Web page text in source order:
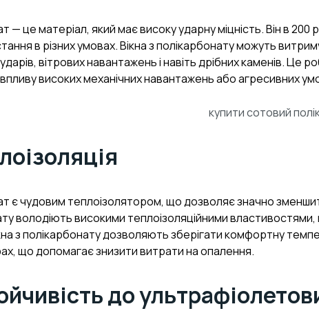
— це матеріал, який має високу ударну міцність. Він в
в різних умовах. Вікна з полікарбонату можуть
вітрових навантажень і навіть дрібних каменів.
високих механічних навантажень або агресивних
є чудовим теплоізолятором, що дозволяє значно
володіють високими теплоізоляційними
з полікарбонату дозволяють зберігати комфортну
що допомагає знизити витрати на опалення.
до